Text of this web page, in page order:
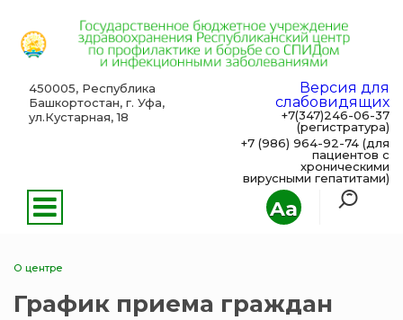
Aa
450005, Республика
Башкортостан, г. Уфа,
ул.Кустарная, 18
Версия для
слабовидящих
+7(347)246-06-37
(регистратура)
+7 (986) 964-92-74 (для
пациентов с
хроническими
вирусными гепатитами)
О центре
График приема граждан